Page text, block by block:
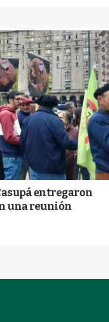
entregaron
una reunión